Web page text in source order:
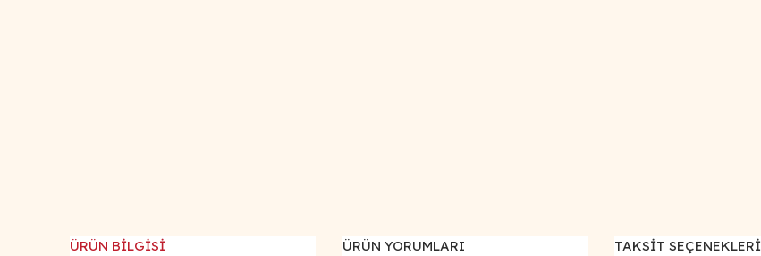
ÜRÜN BİLGİSİ ÜRÜN YORUMLARI TAKSİT SEÇENEKLERİ